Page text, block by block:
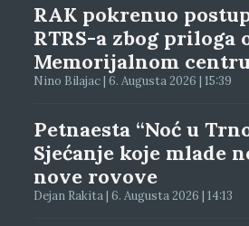
RAK pokrenuo
RTRS-a zbog priloga
Memorijalnom
Nino Bilajac | 6. Augusta 2026 | 15:39
Petnaesta “Noć u
Sjećanje koje mlade
nove rovove
Dejan Rakita | 6. Augusta 2026 | 14:13